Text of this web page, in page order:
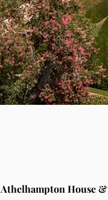
Athelhampton House